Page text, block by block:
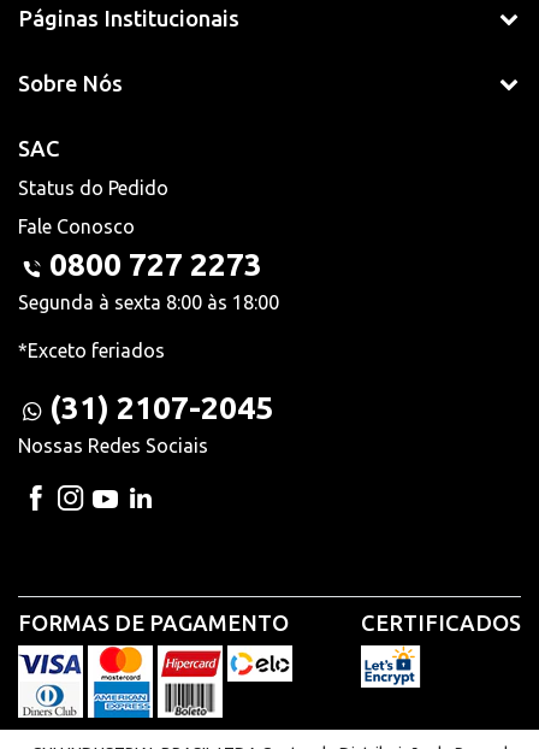
Páginas Institucionais
Sobre Nós
SAC
Status do Pedido
Fale Conosco
0800 727 2273
Segunda à sexta 8:00 às 18:00
*Exceto feriados
(31) 2107-2045
Nossas Redes Sociais
FORMAS DE PAGAMENTO CERTIFICADOS